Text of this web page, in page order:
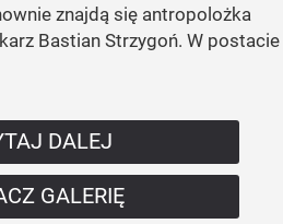
znajdą się antropolożka
Bastian Strzygoń. W postacie
DALEJ
GALERIĘ